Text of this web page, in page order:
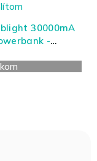
30000mA
-